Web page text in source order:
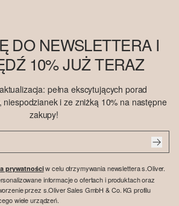
DO NEWSLETTERA I
10% JUŻ TERAZ
pełna ekscytujących porad
niespodzianek i ze zniżką 10% na następne
zakupy!
prywatnościw celu otrzymywania newslettera s.Oliver.
informacje o ofertach i produktach oraz
przez s.Oliver Sales GmbH & Co. KG profilu
wiele urządzeń.